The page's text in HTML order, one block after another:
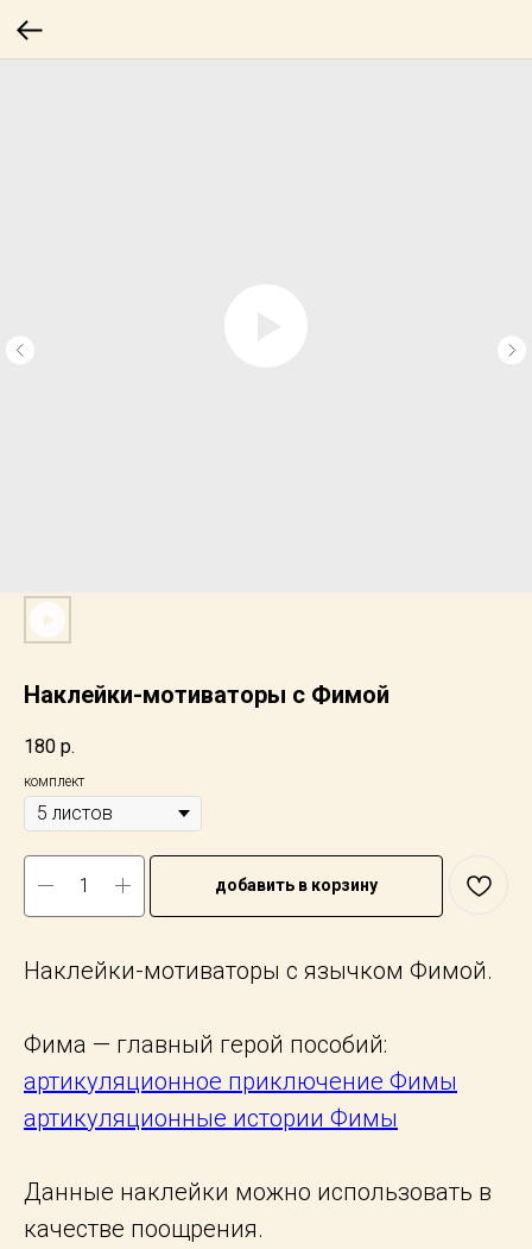
Наклейки-мотиваторы с Фимой
180 р.
комплект
добавить в корзину
Наклейки-мотиваторы с язычком Фимой.
Фима — главный герой пособий:
артикуляционное приключение Фимы
артикуляционные истории Фимы
Данные наклейки можно использовать в
качестве поощрения.